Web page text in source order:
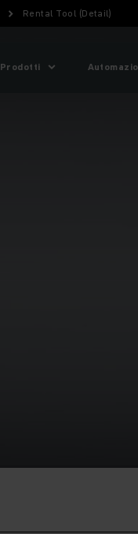
Rental Tool (Detail)
Prodotti